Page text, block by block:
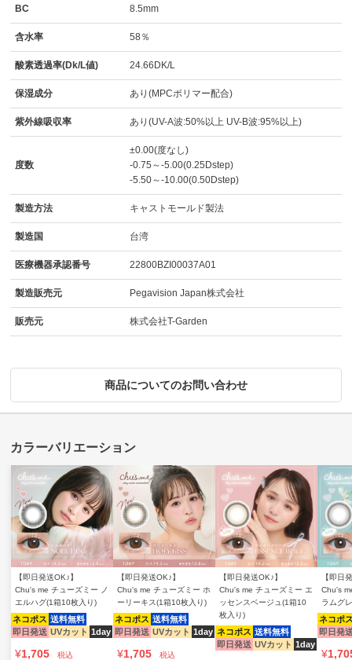
BC 8.5mm
含水率 58％
酸素透過率(Dk/L値) 24.66DK/L
保湿成分 あり(MPCポリマー配合)
紫外線吸収率 あり(UV-A波:50%以上 UV-B波:95%以上)
度数
±0.00(度なし)
-0.75～-5.00(0.25Dstep)
-5.50～-10.00(0.50Dstep)
製造方法 キャストモールド製法
製造国 台湾
医療機器承認番号 22800BZI00037A01
製造販売元 Pegavision Japan株式会社
販売元 株式会社T-Garden
商品についてのお問い合わせ
【即日発送OK♪】
Chu's me チューズミー ノ
エルハグ(1箱10枚入り)
ネコポス 送料無料
即日発送 UVカット 1day
¥1,705 税込
【即日発送OK♪】
Chu's me チューズミー ホ
ーリーキス(1箱10枚入り)
ネコポス 送料無料
即日発送 UVカット 1day
¥1,705 税込
【即日発送OK♪】
Chu's me チューズミー エ
ッセンスベージュ(1箱10
枚入り)
ネコポス 送料無料
即日発送 UVカット 1day
【即日
Chu's
ラムグ
ネコポ
即日発
¥